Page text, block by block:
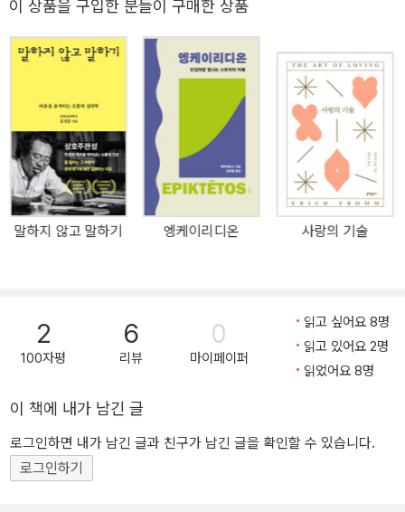
는 사랑을 집착으로 보면서 평정한 마음을 유지하기 위해서는 사랑을
끊어 내는 일은 쉽지 않다. 사실 불가능하다고 보아야 할 것이다. 사랑
은 어느 순간 갑자기 찾아오며 우리는 그 감정에 대해서 무력하다. 사
랑에 빠진 사람은 자신의 모든 에너지를 사랑하는 대상에 쏟는다. 그
렇기에 사랑을 불가능을 가능케 하는 힘이라고도 한다. 이 위대한 힘
은 부모가 자녀의 양육을 기꺼이 도맡게 하고 연인이 서로를 위해 목
숨을 바치게도 한다. 위대한 종교와 예술작품 역시 신과 아름다움에
대한 사랑에서 비롯된 것이다. 한편 사랑은 위험한 것이기도 하다. 성
숙한 형태의 사랑이 아닌 집착의 형태를 띤 사랑은 상대방의 개성과
고유한 인격을 존중하지 않고 상대를 통해서 자신의 욕망을 구현하려
게 양육하는 것처럼 우리도 본능적으로 연인과 사랑을 하고 자녀를
키울 것이다. 그러나 인간은 동물과는 다르다. 프롬은 “인간은 약화된
본능과 함께 이성을 갖는 존재”라고 정의했다. 따라서 인간의 사랑은
훨씬 다양한 모습으로 존재한다. 친절하고 명료한 해설로 이해하는
동물의 사랑과 비교할 때 인간의 사랑이 갖는 특수한 성격, 모성애와
부성애 그리고 연인 간의 사랑 등이 취할 수 있는 건강한 형태와 병적
이 상품을 구입한 분들이 구매한 상품
말하지 않고 말하기 엥케이리디온 사랑의 기술
2
100자평
6
리뷰
0
마이페이퍼
읽고 싶어요 8명
읽고 있어요 2명
읽었어요 8명
이 책에 내가 남긴 글
로그인하면 내가 남긴 글과 친구가 남긴 글을 확인할 수 있습니다.
로그인하기